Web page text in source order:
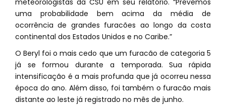
meteorologistas da CSU em seu relatório. “Prevemos
uma probabilidade bem acima da média de
ocorrência de grandes furacões ao longo da costa
continental dos Estados Unidos e no Caribe.”
O Beryl foi o mais cedo que um furacão de categoria 5
já se formou durante a temporada. Sua rápida
intensificação é a mais profunda que já ocorreu nessa
época do ano. Além disso, foi também o furacão mais
distante ao leste já registrado no mês de junho.